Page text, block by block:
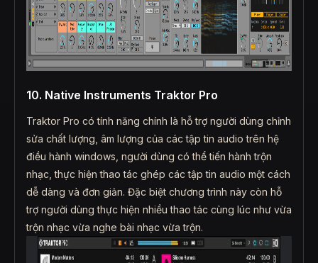
10. Native Instruments Traktor Pro
Traktor Pro có tính năng chính là hỗ trợ người dùng chỉnh
sửa chất lượng, âm lượng của các tập tin audio trên hệ
điều hành windows, người dùng có thể tiến hành trộn
nhạc, thực hiện thao tác ghép các tập tin audio một cách
dễ dàng và đơn giản. Đặc biệt chương trình này còn hỗ
trợ người dùng thực hiện nhiều thao tác cùng lúc như vừa
trộn nhạc vừa nghe bài nhạc vừa trộn.